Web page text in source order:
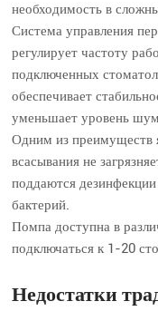
необходимость в
Система управления
регулирует частоту
подключенных
обеспечивает
уменьшает уровень
Одним из преимуществ
всасывания не
поддаются
бактерий.
Помпа доступна в
подключаться к 1-20
Недостатки